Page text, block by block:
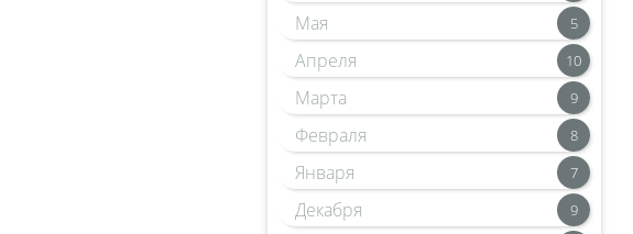
Мая 5
Апреля 10
Марта 9
Февраля 8
Января 7
Декабря 9